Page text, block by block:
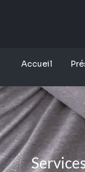
Accueil